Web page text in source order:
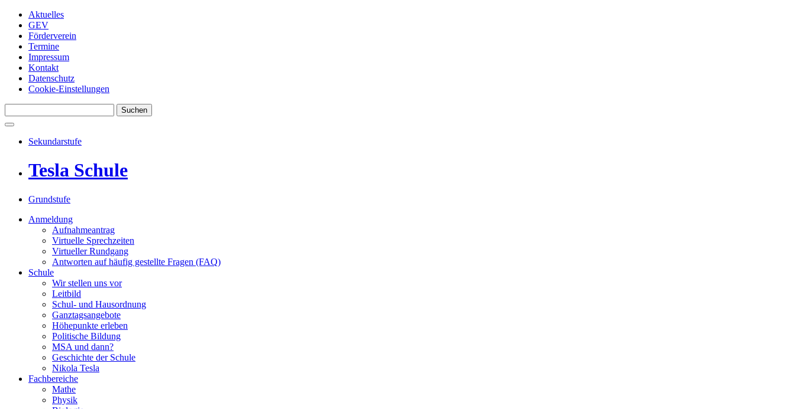
Aktuelles
GEV
Förderverein
Termine
Impressum
Kontakt
Datenschutz
Cookie-Einstellungen
Suchen
Sekundarstufe
Tesla Schule
Grundstufe
Anmeldung
Aufnahmeantrag
Virtuelle Sprechzeiten
Virtueller Rundgang
Antworten auf häufig gestellte Fragen (FAQ)
Schule
Wir stellen uns vor
Leitbild
Schul- und Hausordnung
Ganztagsangebote
Höhepunkte erleben
Politische Bildung
MSA und dann?
Geschichte der Schule
Nikola Tesla
Fachbereiche
Mathe
Physik